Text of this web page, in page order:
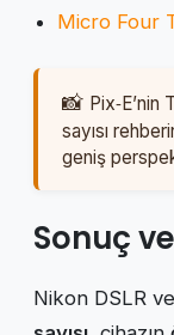
Micro Four
sayısı
geniş
Sonuç
Nikon DSLR